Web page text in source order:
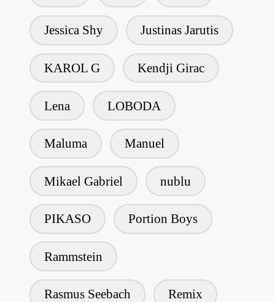
Jessica Shy Justinas Jarutis
KAROL G Kendji Girac
Lena LOBODA
Maluma Manuel
Mikael Gabriel nublu
PIKASO Portion Boys
Rammstein
Rasmus Seebach Remix